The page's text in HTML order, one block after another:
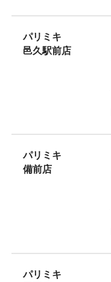
パリミキ
邑久駅前店
パリミキ
備前店
パリミキ